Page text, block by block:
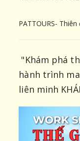
PATTOURS-
"Khám phá
hành trình
liên minh